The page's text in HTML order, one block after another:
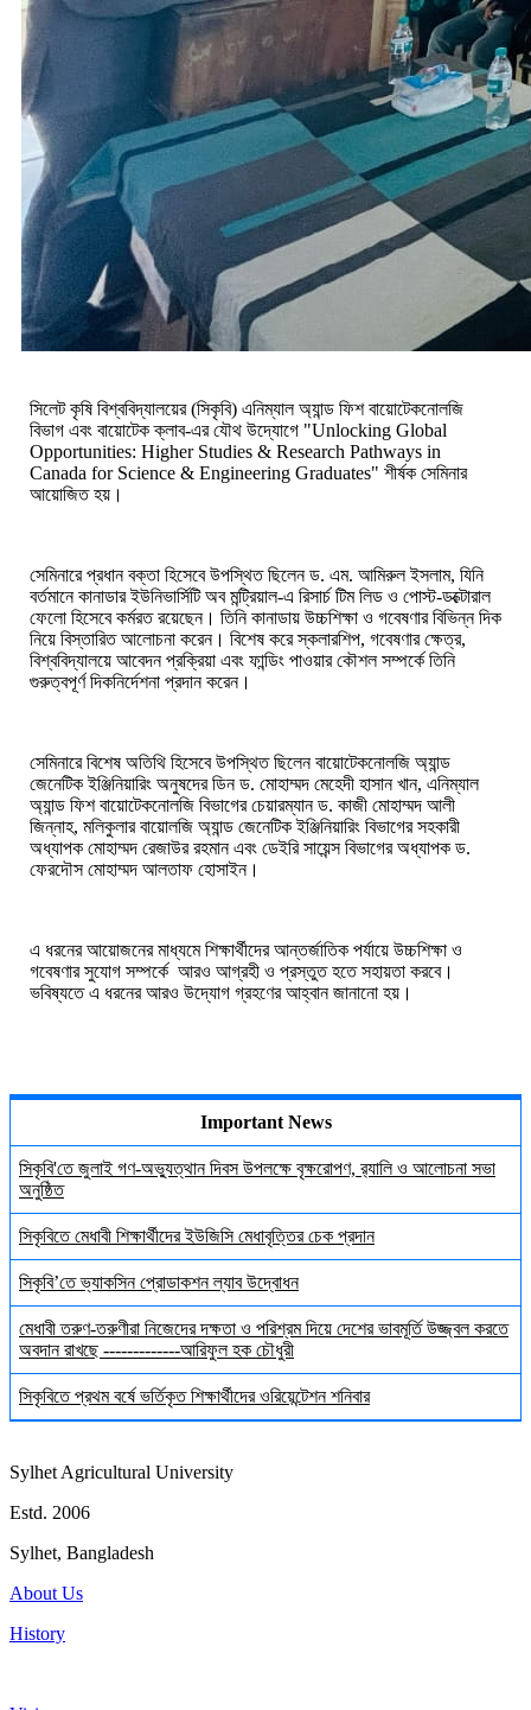
সিলেট কৃষি বিশ্ববিদ্যালয়ের(সিকৃবি) এনিম্যাল অ্যান্ড ফিশ বায়োটেকনোলজি
বিভাগ এবং বায়োটেক ক্লাব-এর যৌথ উদ্যোগে "Unlocking Global
Opportunities: Higher Studies & Research Pathways in
Canada for Science & Engineering Graduates" শীর্ষক সেমিনার
আয়োজিত হয়।
সেমিনারে প্রধান বক্তা হিসেবে উপস্থিত ছিলেন ড. এম. আমিরুল ইসলাম, যিনি
বর্তমানে কানাডার ইউনিভার্সিটি অব মন্ট্রিয়াল-এ রিসার্চ টিম লিড ও পোস্ট-ডক্টোরাল
ফেলো হিসেবে কর্মরত রয়েছেন। তিনি কানাডায় উচ্চশিক্ষা ও গবেষণার বিভিন্ন দিক
নিয়ে বিস্তারিত আলোচনা করেন। বিশেষ করে স্কলারশিপ, গবেষণার ক্ষেত্র,
বিশ্ববিদ্যালয়ে আবেদন প্রক্রিয়া এবং ফান্ডিং পাওয়ার কৌশল সম্পর্কে তিনি
গুরুত্বপূর্ণ দিকনির্দেশনা প্রদান করেন।
সেমিনারে বিশেষ অতিথি হিসেবে উপস্থিত ছিলেন বায়োটেকনোলজি অ্যান্ড
জেনেটিক ইঞ্জিনিয়ারিং অনুষদের ডিন ড. মোহাম্মদ মেহেদী হাসান খান, এনিম্যাল
অ্যান্ড ফিশ বায়োটেকনোলজি বিভাগের চেয়ারম্যান ড. কাজী মোহাম্মদ আলী
জিন্নাহ, মলিকুলার বায়োলজি অ্যান্ড জেনেটিক ইঞ্জিনিয়ারিং বিভাগের সহকারী
অধ্যাপক মোহাম্মদ রেজাউর রহমান এবং ডেইরি সায়েন্স বিভাগের অধ্যাপক ড.
ফেরদৌস মোহাম্মদ আলতাফ হোসাইন।
এ ধরনের আয়োজনের মাধ্যমে শিক্ষার্থীদের আন্তর্জাতিক পর্যায়ে উচ্চশিক্ষা ও
গবেষণার সুযোগ সম্পর্কে আরও আগ্রহী ও প্রস্তুত হতে সহায়তা করবে।
ভবিষ্যতে এ ধরনের আরও উদ্যোগ গ্রহণের আহ্বান জানানো হয়।
Important News
সিকৃবি'তে জুলাই গণ-অভ্যুত্থান দিবস উপলক্ষে বৃক্ষরোপণ, র‍্যালি ও আলোচনা সভা
অনুষ্ঠিত
সিকৃবিতে মেধাবী শিক্ষার্থীদের ইউজিসি মেধাবৃত্তির চেক প্রদান
সিকৃবি’তে ভ্যাকসিন প্রোডাকশন ল্যাব উদ্বোধন
মেধাবী তরুণ-তরুণীরা নিজেদের দক্ষতা ও পরিশ্রম দিয়ে দেশের ভাবমূর্তি উজ্জ্বল করতে
অবদান রাখছে -------------আরিফুল হক চৌধুরী
সিকৃবিতে প্রথম বর্ষে ভর্তিকৃত শিক্ষার্থীদের ওরিয়েন্টেশন শনিবার
Sylhet Agricultural University
Estd. 2006
Sylhet, Bangladesh
About Us
History